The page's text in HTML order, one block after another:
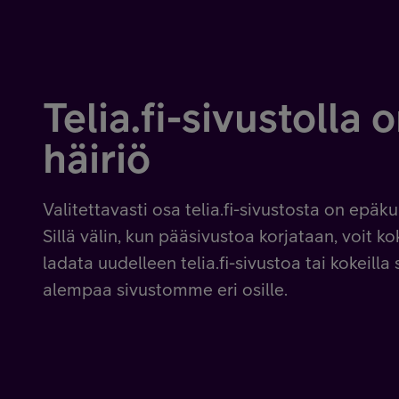
Telia.fi-sivustolla
häiriö
Valitettavasti osa telia.fi-sivustosta on
Sillä välin, kun pääsivustoa korjataan, voit
ladata uudelleen telia.fi-sivustoa tai kokeilla
alempaa sivustomme eri osille.
Telia.fi-sivustolla
häiriö
Valitettavasti osa telia.fi-sivustosta on
Sillä välin, kun pääsivustoa korjataan, voit
ladata uudelleen telia.fi-sivustoa tai kokeilla
alempaa sivustomme eri osille.
Telia.fi-sivustolla
häiriö
Valitettavasti osa telia.fi-sivustosta on
Sillä välin, kun pääsivustoa korjataan, voit
ladata uudelleen telia.fi-sivustoa tai kokeilla
alempaa sivustomme eri osille.